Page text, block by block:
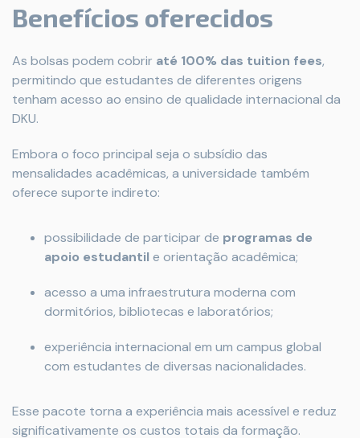
Benefícios oferecidos
As bolsas podem cobrir até 100% das tuition fees,
permitindo que estudantes de diferentes origens
tenham acesso ao ensino de qualidade internacional da
DKU.
Embora o foco principal seja o subsídio das
mensalidades acadêmicas, a universidade também
oferece suporte indireto:
possibilidade de participar de programas de
apoio estudantil e orientação acadêmica;
acesso a uma infraestrutura moderna com
dormitórios, bibliotecas e laboratórios;
experiência internacional em um campus global
com estudantes de diversas nacionalidades.
Esse pacote torna a experiência mais acessível e reduz
significativamente os custos totais da formação.